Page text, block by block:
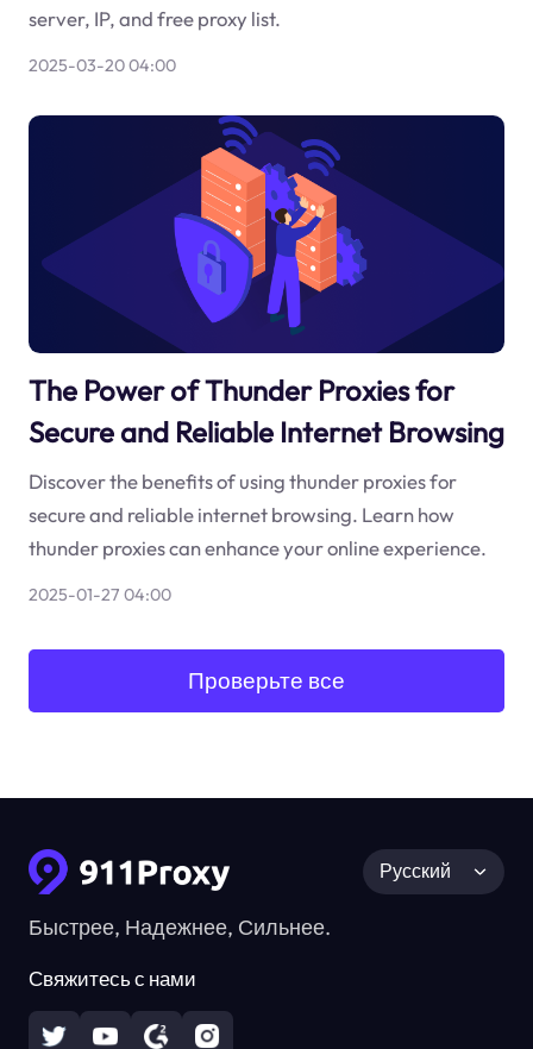
server, IP, and free proxy list.
2025-03-20 04:00
The Power of Thunder Proxies for
Secure and Reliable Internet Browsing
Discover the benefits of using thunder proxies for
secure and reliable internet browsing. Learn how
thunder proxies can enhance your online experience.
2025-01-27 04:00
Проверьте все
Быстрее, Надежнее, Сильнее.
Свяжитесь с нами
Русский